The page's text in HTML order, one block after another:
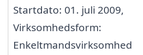
Startdato: 01. juli 2009,
Virksomhedsform:
Enkeltmandsvirksomhed